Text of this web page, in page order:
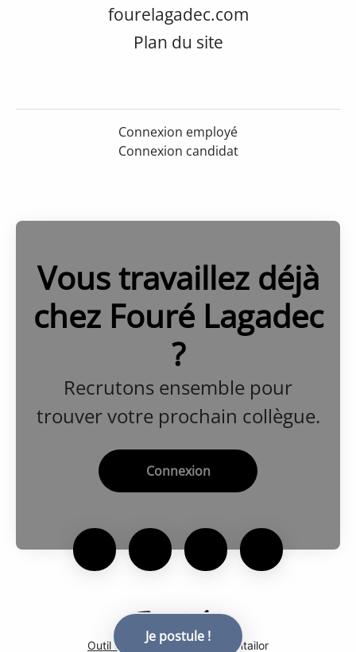
Je postule !
fourelagadec.com
Plan du site
Connexion employé
Connexion candidat
Vous travaillez déjà
chez Fouré Lagadec
?
Recrutons ensemble pour
trouver votre prochain collègue.
Connexion
Outil de recrutementde Teamtailor